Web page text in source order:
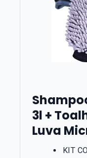
3l +
Luva
KIT